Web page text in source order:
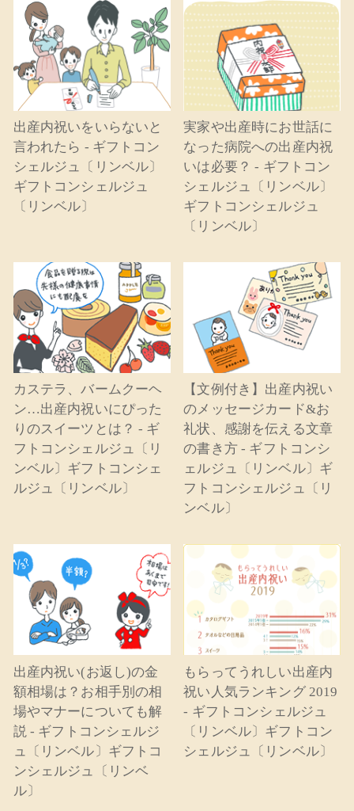
出産内祝いをいらないと
言われたら - ギフトコン
シェルジュ〔リンベル〕
ギフトコンシェルジュ
〔リンベル〕
実家や出産時にお世話に
なった病院への出産内祝
いは必要？ - ギフトコン
シェルジュ〔リンベル〕
ギフトコンシェルジュ
〔リンベル〕
カステラ、バームクーヘ
ン…出産内祝いにぴった
りのスイーツとは？ - ギ
フトコンシェルジュ〔リ
ンベル〕ギフトコンシェ
ルジュ〔リンベル〕
【文例付き】出産内祝い
のメッセージカード&お
礼状、感謝を伝える文章
の書き方 - ギフトコンシ
ェルジュ〔リンベル〕ギ
フトコンシェルジュ〔リ
ンベル〕
出産内祝い(お返し)の金
額相場は？お相手別の相
場やマナーについても解
説 - ギフトコンシェルジ
ュ〔リンベル〕ギフトコ
ンシェルジュ〔リンベ
ル〕
もらってうれしい出産内
祝い人気ランキング 2019
- ギフトコンシェルジュ
〔リンベル〕ギフトコン
シェルジュ〔リンベル〕